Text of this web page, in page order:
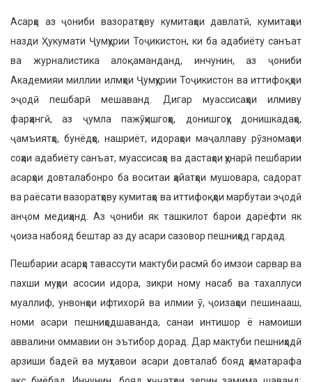
Асарҳо аз ҷониби вазоратҳову кумитаҳои давлатӣ, кумитаҳои
назди Ҳукумати Ҷумҳурии Тоҷикистон, ки ба адабиёту санъат
ва журналистика алоқаманданд, инчунин, аз ҷониби
Академияи миллии илмҳои Ҷумҳурии Тоҷикистон ва иттифоқҳои
эҷодӣ пешбарӣ мешаванд. Дигар муассисаҳои илмиву
фарҳангӣ, аз ҷумла пажӯҳишгоҳҳо, донишгоҳу донишкадаҳо,
ҷамъиятҳо, бунёдҳо, нашриёт, идораҳои маҷаллаву рӯзномаҳои
соҳаи адабиёту санъат, муассисаҳо ва дастаҳои ҳунарӣ пешбарии
асарҳои довталабонро ба воситаи ҳайатҳои мушовара, садорат
ва раёсати вазоратҳову кумитаҳо ва иттифоқҳои марбутаи эҷодӣ
анҷом медиҳанд. Аз ҷониби як ташкилот барои дарёфти як
ҷоиза набояд бештар аз ду асари сазовор пешниҳод гардад.
Пешбарии асарҳо тавассути мактуби расмӣ бо имзои сарвар ва
пахши муҳри асосии идора, зикри ному насаб ва тахаллуси
муаллиф, унвонҳои ифтихорӣ ва илмии ӯ, ҷоизаҳои пешинааш,
номи асари пешниҳодшаванда, санаи интишор ё намоиши
аввалини оммавии он эътибор дорад. Дар мактуби пешниҳодӣ
арзиши бадеӣ ва муҳтавои асари довталаб бояд ҳаматарафа